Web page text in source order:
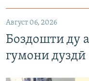
Август 06, 2026
Боздошти ду
гумони дуздӣ